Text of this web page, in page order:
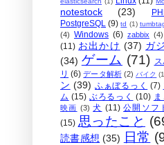
notestock (23)
PostgreSQL (9) td (1)
(4) Windows (6) zabbix (4)
(11) お出かけ (37) ガ
(34) ゲーム (71)
リ (6) データ解析 (2) バイク
ン (39) ふぁぼるっく (7)
ム (15) ぶろるっく (10)
映画 (3) 犬 (11) 公開ソフ
(15) 思ったこと
読書感想 (35) 日常